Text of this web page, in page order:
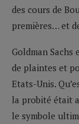
des cours de
premières… et
Goldman Sachs
de plaintes et
Etats-Unis.
la probité était
le symbole